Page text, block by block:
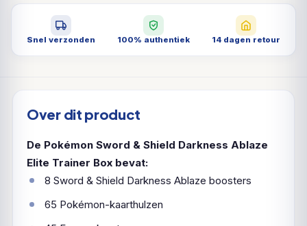
Snel verzonden 100% authentiek 14 dagen retour
Over dit product
De Pokémon Sword & Shield Darkness Ablaze
Elite Trainer Box bevat:
8 Sword & Shield Darkness Ablaze boosters
65 Pokémon-kaarthulzen